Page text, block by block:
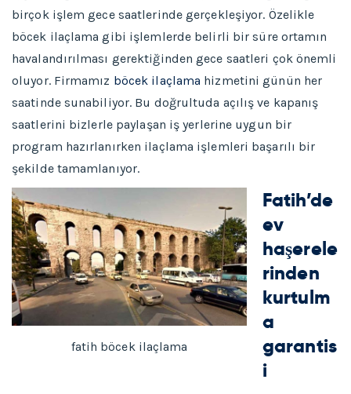
birçok işlem gece saatlerinde gerçekleşiyor. Özelikle
böcek ilaçlama gibi işlemlerde belirli bir süre ortamın
havalandırılması gerektiğinden gece saatleri çok önemli
oluyor. Firmamız böcek ilaçlama hizmetini günün her
saatinde sunabiliyor. Bu doğrultuda açılış ve kapanış
saatlerini bizlerle paylaşan iş yerlerine uygun bir
program hazırlanırken ilaçlama işlemleri başarılı bir
şekilde tamamlanıyor.
fatih böcek ilaçlama
Fatih’de
ev
haşerele
rinden
kurtulm
a
garantis
i